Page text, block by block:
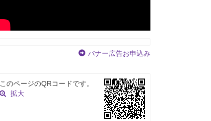
バナー広告お申込み
このページのQRコードです。
拡大